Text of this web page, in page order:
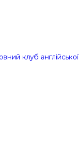
клуб англійської